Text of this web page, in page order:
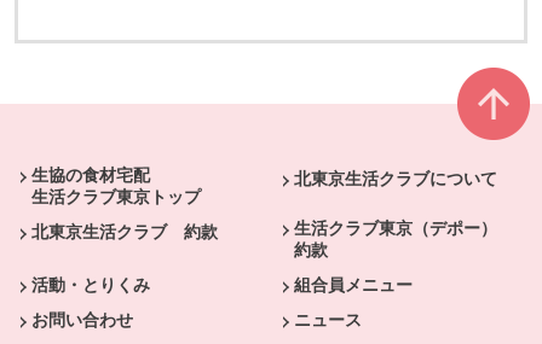
生協の食材宅配
生活クラブ東京トップ
北東京生活クラブについて
北東京生活クラブ 約款
生活クラブ東京（デポー）
約款
活動・とりくみ
組合員メニュー
お問い合わせ
ニュース